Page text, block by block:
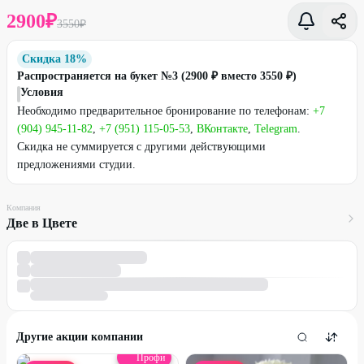
2900₽3550₽
Скидка 18%
Распространяется на букет №3 (2900 ₽ вместо 3550 ₽)
Условия
Необходимо предварительное бронирование по телефонам: +7
(904) 945-11-82, +7 (951) 115-05-53, ВКонтакте, Telegram.
Скидка не суммируется с другими действующими
предложениями студии.
Компания
Две в Цвете
Другие акции компании
Профи